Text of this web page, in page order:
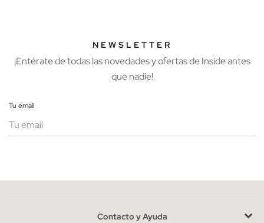
NEWSLETTER
¡Entérate de todas las novedades y ofertas de Inside antes
que nadie!
Tu email
He leído y entiendo lapolítica de privacidad
Contacto y Ayuda